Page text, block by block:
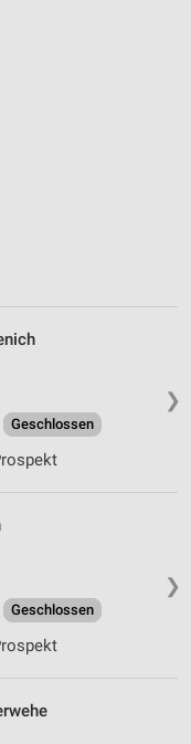
❯
Geschlossen
❯
Geschlossen